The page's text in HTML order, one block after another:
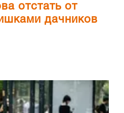
отстать от
дачников